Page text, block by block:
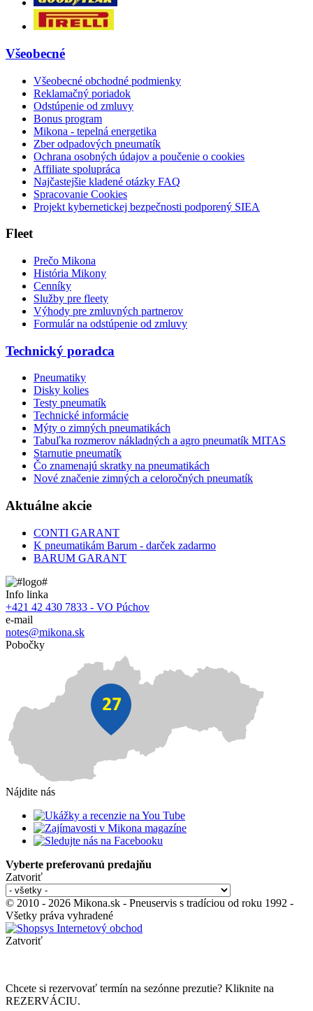
Všeobecné
Všeobecné obchodné podmienky
Reklamačný poriadok
Odstúpenie od zmluvy
Bonus program
Mikona - tepelná energetika
Zber odpadových pneumatík
Ochrana osobných údajov a poučenie o cookies
Affiliate spolupráca
Najčastejšie kladené otázky FAQ
Spracovanie Cookies
Projekt kybernetickej bezpečnosti podporený SIEA
Fleet
Prečo Mikona
História Mikony
Cenníky
Služby pre fleety
Výhody pre zmluvných partnerov
Formulár na odstúpenie od zmluvy
Technický poradca
Pneumatiky
Disky kolies
Testy pneumatík
Technické informácie
Mýty o zimných pneumatikách
Tabuľka rozmerov nákladných a agro pneumatík MITAS
Starnutie pneumatík
Čo znamenajú skratky na pneumatikách
Nové značenie zimných a celoročných pneumatík
Aktuálne akcie
CONTI GARANT
K pneumatikám Barum - darček zadarmo
BARUM GARANT
Info linka
+421 42 430 7833 - VO Púchov
e-mail
notes@mikona.sk
Pobočky
Nájdite nás
Vyberte preferovanú predajňu
Zatvoriť
© 2010 - 2026 Mikona.sk - Pneuservis s tradíciou od roku 1992 -
Všetky práva vyhradené
Zatvoriť
Chcete si rezervovať termín na sezónne prezutie? Kliknite na
REZERVÁCIU.